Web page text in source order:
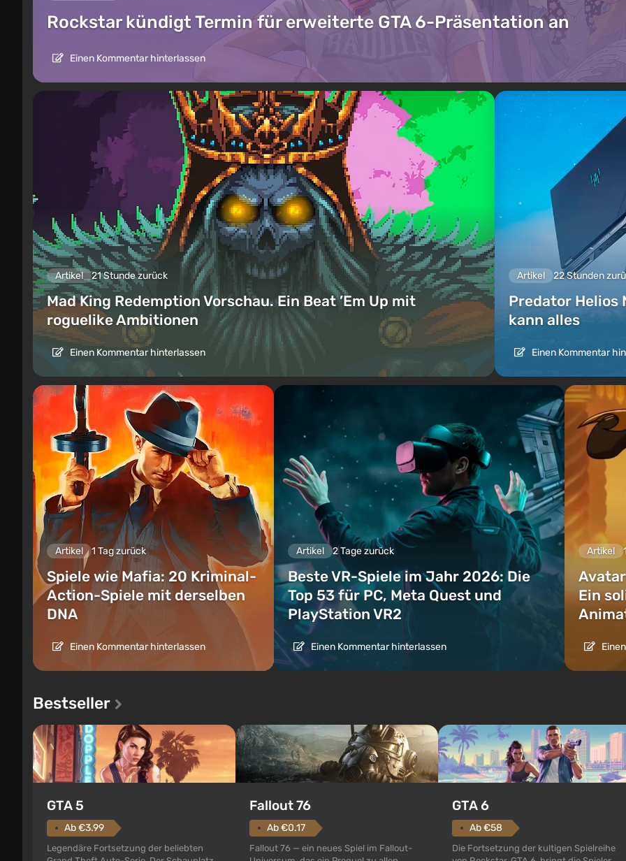
Rockstar kündigt Termin für erweiterte GTA 6-Präsentation an
Einen Kommentar hinterlassen
Artikel 21 Stunde zurück
Mad King Redemption Vorschau. Ein Beat ’Em Up mit
roguelike Ambitionen
Einen Kommentar hinterlassen
Artikel 22 Stunden
Predator Helios
kann alles
Einen Kommentar
Artikel 1 Tag zurück
Spiele wie Mafia: 20 Kriminal-
Action-Spiele mit derselben
DNA
Einen Kommentar hinterlassen
Artikel 2 Tage zurück
Beste VR-Spiele im Jahr 2026: Die
Top 53 für PC, Meta Quest und
PlayStation VR2
Einen Kommentar hinterlassen
Artikel
Ein
Bestseller
GTA 5
Ab €3.99
Legendäre Fortsetzung der beliebten
Fallout 76
Ab €0.17
Fallout 76 — ein neues Spiel im Fallout-
GTA 6
Ab €58
Die Fortsetzung der kultigen Spielreihe